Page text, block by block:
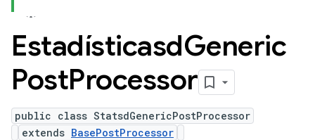
EstadísticasdGeneric
PostProcessor
public class StatsdGenericPostProcessor
extends BasePostProcessor